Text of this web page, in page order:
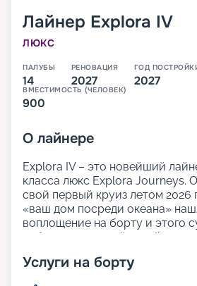
Лайнер Explora IV
ЛЮКС
ПАЛУБЫ
14
РЕНОВАЦИЯ
2027
ГОД
2027
ВМЕСТИМОСТЬ (ЧЕЛОВЕК)
900
О лайнере
Explora IV – это новейший
класса люкс Explora Journeys.
свой первый круиз летом 2026
«ваш дом посреди океана»
воплощение на борту и этого
себе продуманный дизайн и
палубы и множество зон для
Услуги на борту